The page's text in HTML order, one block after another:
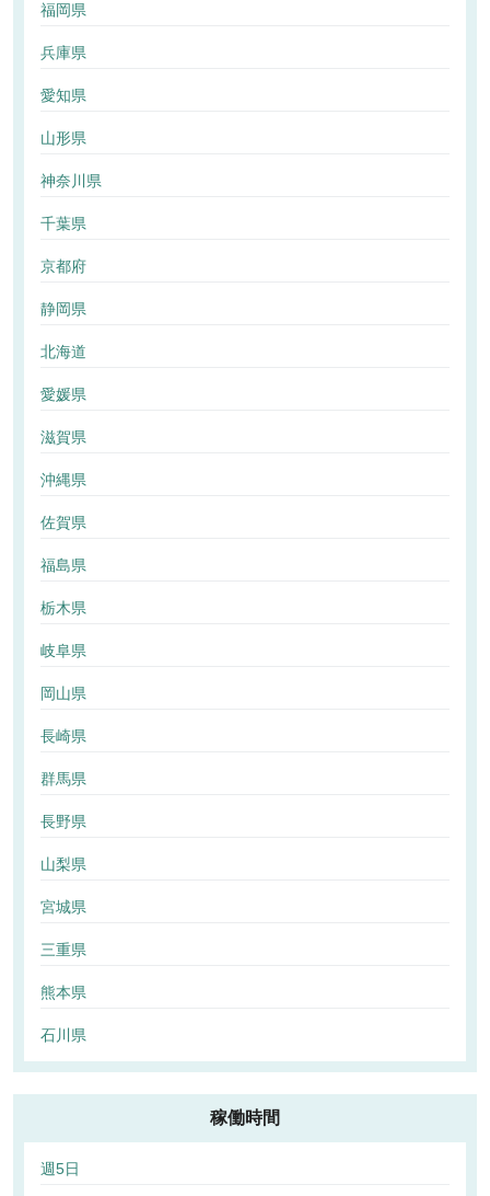
福岡県
兵庫県
愛知県
山形県
神奈川県
千葉県
京都府
静岡県
北海道
愛媛県
滋賀県
沖縄県
佐賀県
福島県
栃木県
岐阜県
岡山県
長崎県
群馬県
長野県
山梨県
宮城県
三重県
熊本県
石川県
稼働時間
週5日